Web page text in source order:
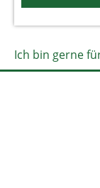
Ich bin gerne